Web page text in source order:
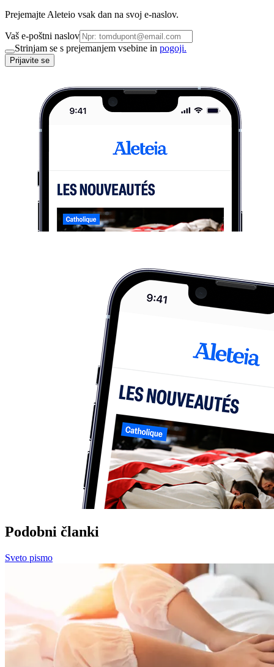
Prejemajte Aleteio vsak dan na svoj e-naslov.
Vaš e-poštni naslov
Strinjam se s prejemanjem vsebine in pogoji.
Prijavite se
Podobni članki
Sveto pismo